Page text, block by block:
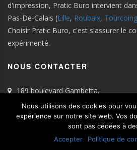
d'impression, Pratic Buro intervient
Pas-De-Calais (Lille, Roubaix, Tourcoing
Choisir Pratic Buro, c'est s'assurer le
expérimenté.
NOUS CONTACTER
189 boulevard Gambetta,
59100 Roubaix
Tel : 03.28.33.91.11
contact@praticburo.fr
Nous utilisons des cookies pour
expérience sur notre site web. Vos
sont pas cédées à
Accepter
Politique de